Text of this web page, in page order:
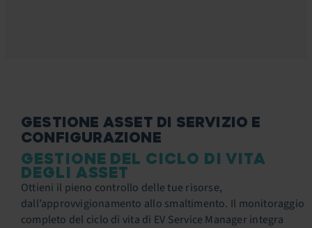
GESTIONE ASSET DI SERVIZIO E
CONFIGURAZIONE
GESTIONE DEL CICLO DI VITA
DEGLI ASSET
Ottieni il pieno controllo delle tue risorse,
dall’approvvigionamento allo smaltimento. Il monitoraggio
completo del ciclo di vita di EV Service Manager integra